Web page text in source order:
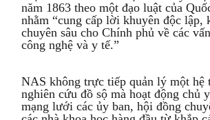
năm 1863 theo một đạo luật của
nhằm “cung cấp lời khuyên độc lập,
chuyên sâu cho Chính phủ về các
công nghệ và y tế.”
NAS không trực tiếp quản lý một hệ
nghiên cứu đồ sộ mà hoạt động chủ
mạng lưới các ủy ban, hội đồng